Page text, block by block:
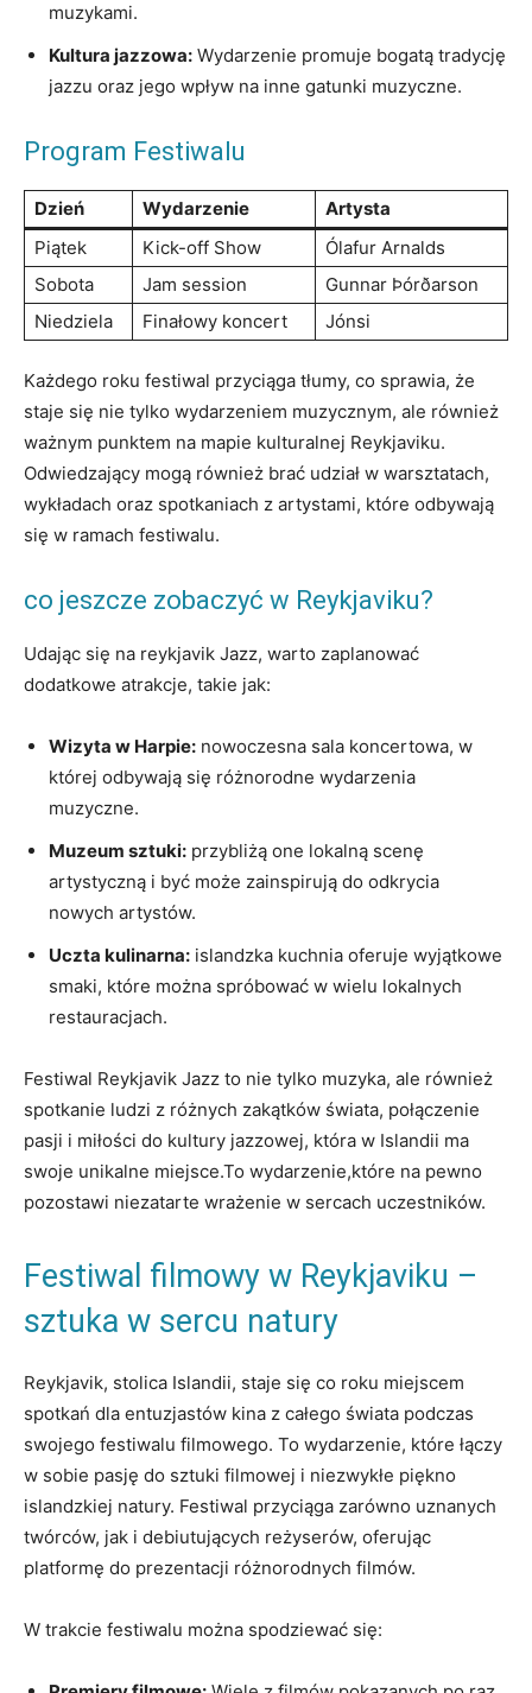
muzykami.
Kultura jazzowa: ​Wydarzenie promuje ⁣bogatą tradycję
jazzu oraz jego wpływ na inne gatunki muzyczne.
Program Festiwalu
Dzień Wydarzenie
Artysta
Piątek
Kick-off Show
Ólafur⁢ Arnalds
Sobota
Jam session
Gunnar Þórðarson
Niedziela
Finałowy koncert Jónsi
Każdego roku festiwal przyciąga tłumy, co sprawia, że
staje‌ się nie tylko wydarzeniem⁤ muzycznym, ale również
ważnym punktem na mapie kulturalnej Reykjaviku.
Odwiedzający mogą również brać udział w warsztatach,
wykładach oraz spotkaniach z artystami, które odbywają
się w ramach festiwalu.
co⁤ jeszcze zobaczyć w Reykjaviku?
Udając się na reykjavik Jazz, warto zaplanować
dodatkowe ⁢atrakcje, takie jak:
Wizyta w Harpie: nowoczesna sala koncertowa,‌ w
której odbywają się różnorodne wydarzenia
muzyczne.
Muzeum sztuki: przybliżą one lokalną​ scenę
artystyczną i być może ⁤zainspirują⁢ do odkrycia
nowych artystów.
Uczta kulinarna: islandzka kuchnia oferuje wyjątkowe
smaki, ⁢które⁢ można​ spróbować w wielu lokalnych
restauracjach.
Festiwal Reykjavik‍ Jazz to nie tylko muzyka, ale również
spotkanie ‌ludzi z ⁤różnych zakątków świata, połączenie
pasji i miłości do kultury jazzowej, która w Islandii ma
‍swoje unikalne miejsce.To wydarzenie,które na pewno
pozostawi niezatarte wrażenie w sercach uczestników.
Festiwal filmowy w Reykjaviku –‍
sztuka w sercu natury
Reykjavik, stolica Islandii, staje się co ​roku miejscem
spotkań dla entuzjastów kina z całego świata podczas
swojego‍ festiwalu filmowego. To wydarzenie,​ które łączy
w sobie pasję do⁣ sztuki⁢ filmowej i niezwykłe piękno
islandzkiej natury. Festiwal przyciąga zarówno uznanych
twórców, jak i debiutujących reżyserów, oferując
platformę do prezentacji różnorodnych filmów.
W trakcie festiwalu ‌można spodziewać się: